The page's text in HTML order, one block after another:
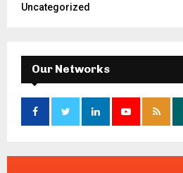
Uncategorized
Our Networks